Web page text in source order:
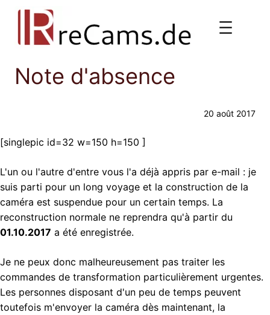
Aller
Note d'absence
20 août 2017
[singlepic id=32 w=150 h=150 ]
L'un ou l'autre d'entre vous l'a déjà appris par e-mail : je
suis parti pour un long voyage et la construction de la
caméra est suspendue pour un certain temps. La
reconstruction normale ne reprendra qu'à partir du
01.10.2017 a été enregistrée.
Je ne peux donc malheureusement pas traiter les
commandes de transformation particulièrement urgentes.
Les personnes disposant d'un peu de temps peuvent
toutefois m'envoyer la caméra dès maintenant, la